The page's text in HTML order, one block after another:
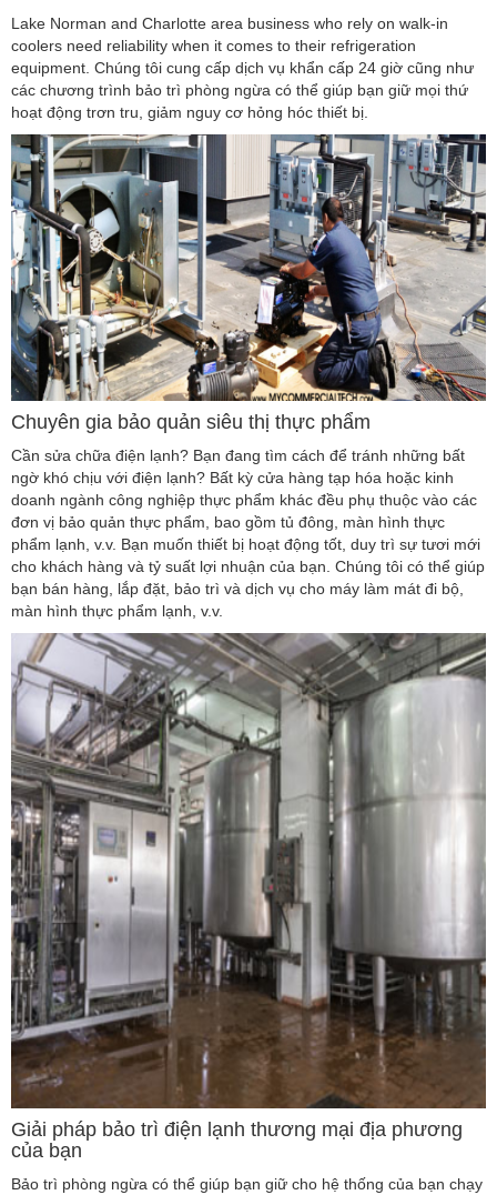
Lake Norman and Charlotte area business who rely on walk-in
coolers need reliability when it comes to their refrigeration
equipment. Chúng tôi cung cấp dịch vụ khẩn cấp 24 giờ cũng như
các chương trình bảo trì phòng ngừa có thể giúp bạn giữ mọi thứ
hoạt động trơn tru, giảm nguy cơ hỏng hóc thiết bị.
Chuyên gia bảo quản siêu thị thực phẩm
Cần sửa chữa điện lạnh? Bạn đang tìm cách để tránh những bất
ngờ khó chịu với điện lạnh? Bất kỳ cửa hàng tạp hóa hoặc kinh
doanh ngành công nghiệp thực phẩm khác đều phụ thuộc vào các
đơn vị bảo quản thực phẩm, bao gồm tủ đông, màn hình thực
phẩm lạnh, v.v. Bạn muốn thiết bị hoạt động tốt, duy trì sự tươi mới
cho khách hàng và tỷ suất lợi nhuận của bạn. Chúng tôi có thể giúp
bạn bán hàng, lắp đặt, bảo trì và dịch vụ cho máy làm mát đi bộ,
màn hình thực phẩm lạnh, v.v.
Giải pháp bảo trì điện lạnh thương mại địa phương
của bạn
Bảo trì phòng ngừa có thể giúp bạn giữ cho hệ thống của bạn chạy